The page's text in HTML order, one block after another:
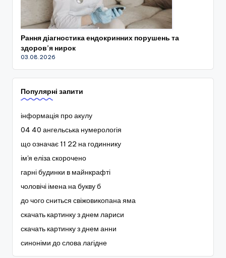
Рання діагностика ендокринних порушень та
здоров’я нирок
03.08.2026
Популярні запити
інформація про акулу
04 40 ангельська нумерологія
що означає 11 22 на годиннику
ім'я еліза скорочено
гарні будинки в майнкрафті
чоловічі імена на букву б
до чого сниться свіжовикопана яма
скачать картинку з днем лариси
скачать картинку з днем анни
синоніми до слова лагідне